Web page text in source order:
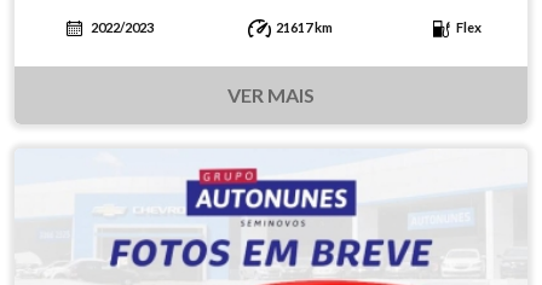
2022/2023 21617 km Flex
VER MAIS